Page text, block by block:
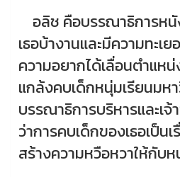
อลิช คือบรรณาธิการห
เธอบ้างานและมีความทะเย
ความอยากได้เลื่อนตำแห
แกล้งคบเด็กหนุ่มเรียนมห
บรรณาธิการบริหารและเ
ว่าการคบเด็กของเธอเป็น
สร้างความหวือหวาให้กับ